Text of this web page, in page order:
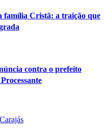
família Cristã: a traição que
contra o prefeito